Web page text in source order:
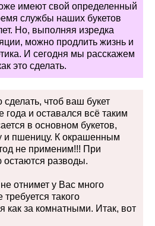
имеют свой определенный
службы наших букетов
Но, выполняя изредка
можно продлить жизнь и
И сегодня мы расскажем
это сделать.
сделать, чтоб ваш букет
года и оставался всё таким
в основном букетов,
и пшеницу. К окрашенным
не применим!!! При
остаются разводы.
отнимет у Вас много
такого
как за комнатными. Итак, вот